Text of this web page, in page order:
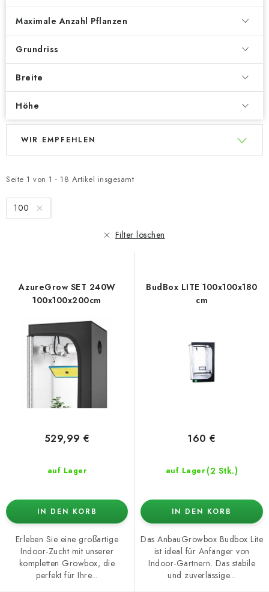
Maximale Anzahl Pflanzen
Grundriss
Breite
Höhe
L
t
e
d
Seite 1 von 1 - 18 Artikel insgesamt
P
d
u
k
WIR EMPFEHLEN
100
Filter löschen
AzureGrow SET 240W
100x100x200cm
auf Lager
529,99 €
IN DEN KORB
Erleben Sie eine großartige
Indoor-Zucht mit unserer
kompletten Growbox, die
perfekt für Ihre...
BudBox LITE 100x100x180
cm
auf Lager (2 Stk.)
160 €
IN DEN KORB
Das AnbauGrowbox Budbox Lite
ist ideal für Anfänger von
Indoor-Gärtnern. Das stabile
und zuverlässige...